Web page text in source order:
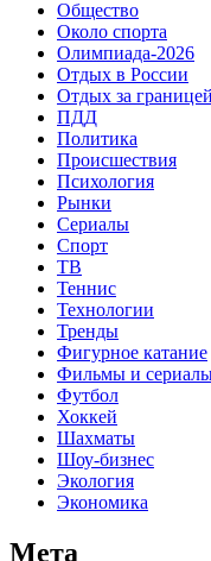
Общество
Около спорта
Олимпиада-2026
Отдых в России
Отдых за границей
ПДД
Политика
Происшествия
Психология
Рынки
Сериалы
Спорт
ТВ
Теннис
Технологии
Тренды
Фигурное катание
Фильмы и
Футбол
Хоккей
Шахматы
Шоу-бизнес
Экология
Экономика
Мета